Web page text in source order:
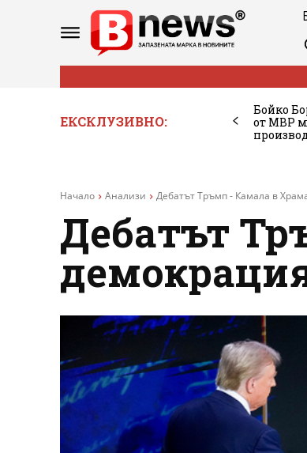
ЕКСКЛУЗИВНО:
Бойко
от МВР
Начало Анализи Дебатът Тръмп - Камала в
Дебатът